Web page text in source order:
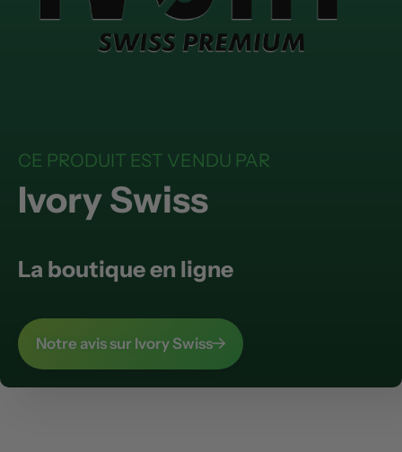
CE PRODUIT EST VENDU PAR
Ivory Swiss
La boutique en ligne
Notre avis sur Ivory Swiss